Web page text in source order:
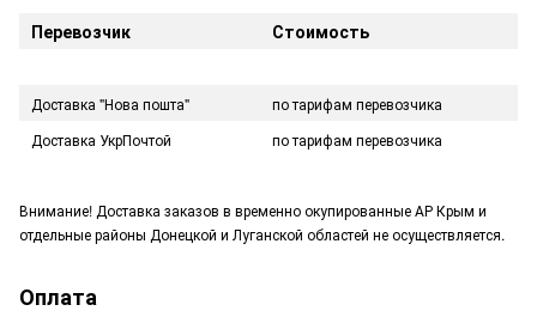
Перевозчик Стоимость
Доставка "Нова пошта"
по тарифам перевозчика
Доставка УкрПочтой
по тарифам перевозчика
Внимание! Доставка заказов в временно окупированные АР Крым и
отдельные районы Донецкой и Луганской областей не осуществляется.
Оплата